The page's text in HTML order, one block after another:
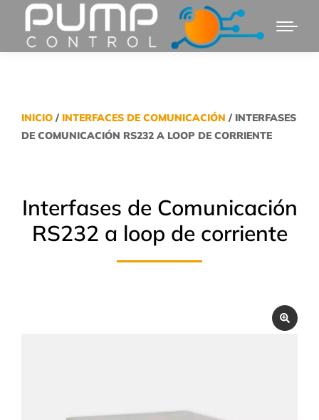
INICIO / INTERFACES DE COMUNICACIÓN / INTERFASES
DE COMUNICACIÓN RS232 A LOOP DE CORRIENTE
Interfases de Comunicación
RS232 a loop de corriente